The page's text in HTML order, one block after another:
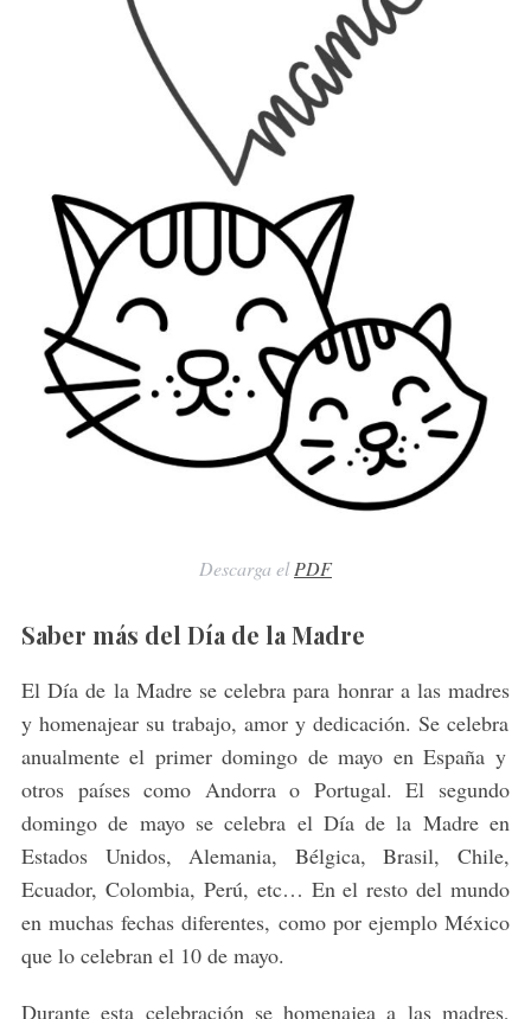
Descarga elPDF
Saber más del Día de la Madre
ElDía de laMadresecelebra para honraralasmadres
yhomenajearsutrabajo, amor y dedicación. Se celebra
anualmenteel primerdomingo demayo enEspaña y
otros países como Andorra o Portugal. El segundo
domingo de mayo se celebra el Día de la Madre en
EstadosUnidos, Alemania, Bélgica, Brasil, Chile,
Ecuador, Colombia, Perú, etc… Enel resto del mundo
en muchas fechas diferentes, como por ejemplo México
que lo celebran el 10 de mayo.
Duranteesta celebraciónsehomenajea a lasmadres,